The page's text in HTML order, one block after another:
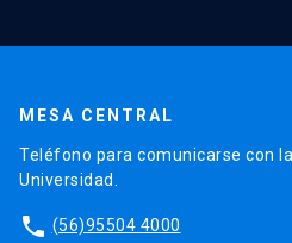
MESA CENTRAL
Teléfono para comunicarse con
Universidad.
phone (56)95504 4000